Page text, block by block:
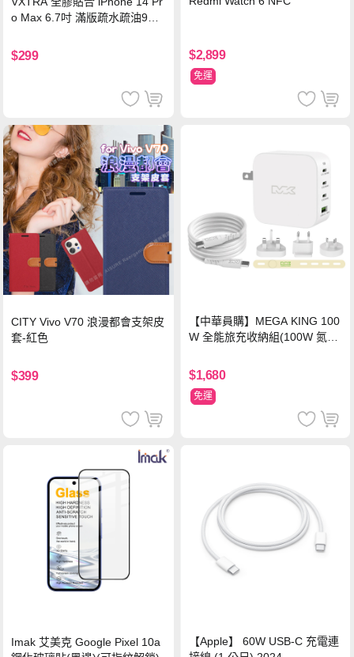
o Max 6.7吋 滿版疏水疏油9H
$299 $2,899
免運
CITY Vivo V70 浪漫都會支架皮
套-紅色
$399
【中華員購】MEGA KING 100
W 全能旅充收納組(100W 氮化
萬國轉接器)
$1,680
免運
Imak 艾美克 Google Pixel 10a
【Apple】 60W USB-C 充電連